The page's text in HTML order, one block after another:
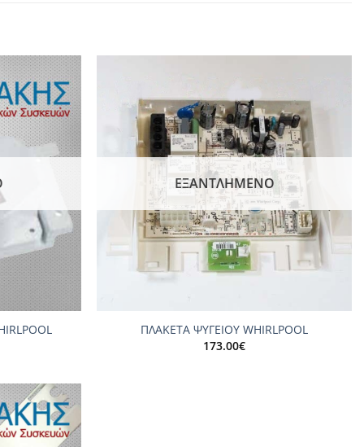
Add to
wishlist
Add to
wishlist
ΕΞΑΝΤΛΗΜΈΝΟ
ΠΛΑΚΕΤΑ ΨΥΓΕΙΟΥ WHIRLPOOL
173.00€
Add to
wishlist